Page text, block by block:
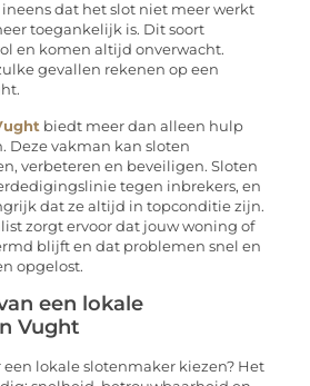
dat het slot niet meer werkt
toegankelijk is. Dit soort
en komen altijd onverwacht.
gevallen rekenen op een
biedt meer dan alleen hulp
vakman kan sloten
verbeteren en beveiligen. Sloten
tegen inbrekers, en
dat ze altijd in topconditie zijn.
zorgt ervoor dat jouw woning of
blijft en dat problemen snel en
opgelost.
een lokale
Vught
een lokale slotenmaker kiezen? Het